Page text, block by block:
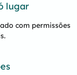
lugar
com permissões